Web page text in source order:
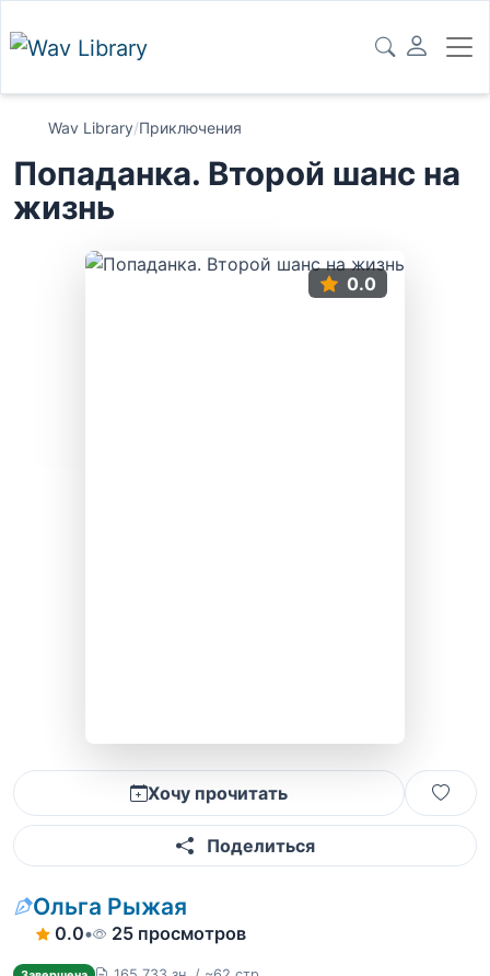
Wav Library/Приключения
Попаданка. Второй шанс на
жизнь
0.0
Хочу прочитать
Поделиться
Ольга Рыжая
0.0• 25 просмотров